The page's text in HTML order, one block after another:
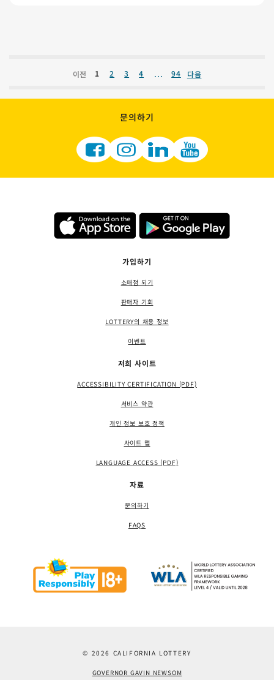
이전 1 2 3 4 ... 94 다음
문의하기
가입하기
소매점 되기
판매자 기회
LOTTERY의 채용 정보
이벤트
저희 사이트
ACCESSIBILITY CERTIFICATION (PDF)
서비스 약관
개인 정보 보호 정책
사이트 맵
LANGUAGE ACCESS (PDF)
자료
문의하기
FAQS
© 2026 CALIFORNIA LOTTERY
GOVERNOR GAVIN NEWSOM